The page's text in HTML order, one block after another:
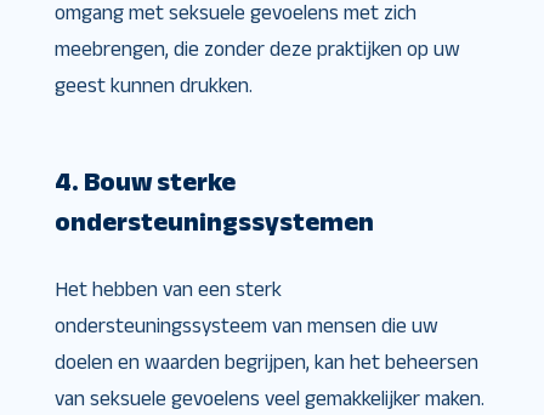
omgang met seksuele gevoelens met zich
meebrengen, die zonder deze praktijken op uw
geest kunnen drukken.
4. Bouw sterke
ondersteuningssystemen
Het hebben van een sterk
ondersteuningssysteem van mensen die uw
doelen en waarden begrijpen, kan het beheersen
van seksuele gevoelens veel gemakkelijker maken.